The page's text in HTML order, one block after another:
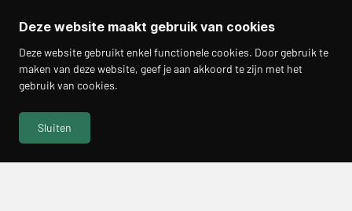
Deze website maakt gebruik van cookies
Deze website gebruikt enkel functionele cookies. Door gebruik te
maken van deze website, geef je aan akkoord te zijn met het
gebruik van cookies.
Sluiten